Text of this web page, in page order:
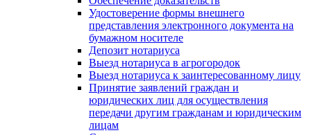
Удостоверение формы внешнего
представления электронного документа на
бумажном носителе
Депозит нотариуса
Выезд нотариуса в агрогородок
Выезд нотариуса к заинтересованному лицу
Принятие заявлений граждан и
юридических лиц для осуществления
передачи другим гражданам и юридическим
лицам